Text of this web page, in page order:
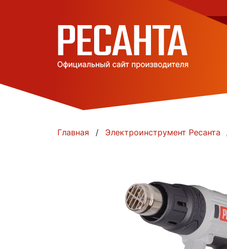
Главная Электроинструмент Ресанта